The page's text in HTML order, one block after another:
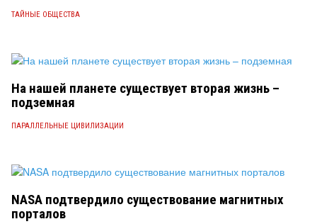
ТАЙНЫЕ ОБЩЕСТВА
На нашей планете существует вторая жизнь –
подземная
ПАРАЛЛЕЛЬНЫЕ ЦИВИЛИЗАЦИИ
NASA подтвердило существование магнитных
порталов